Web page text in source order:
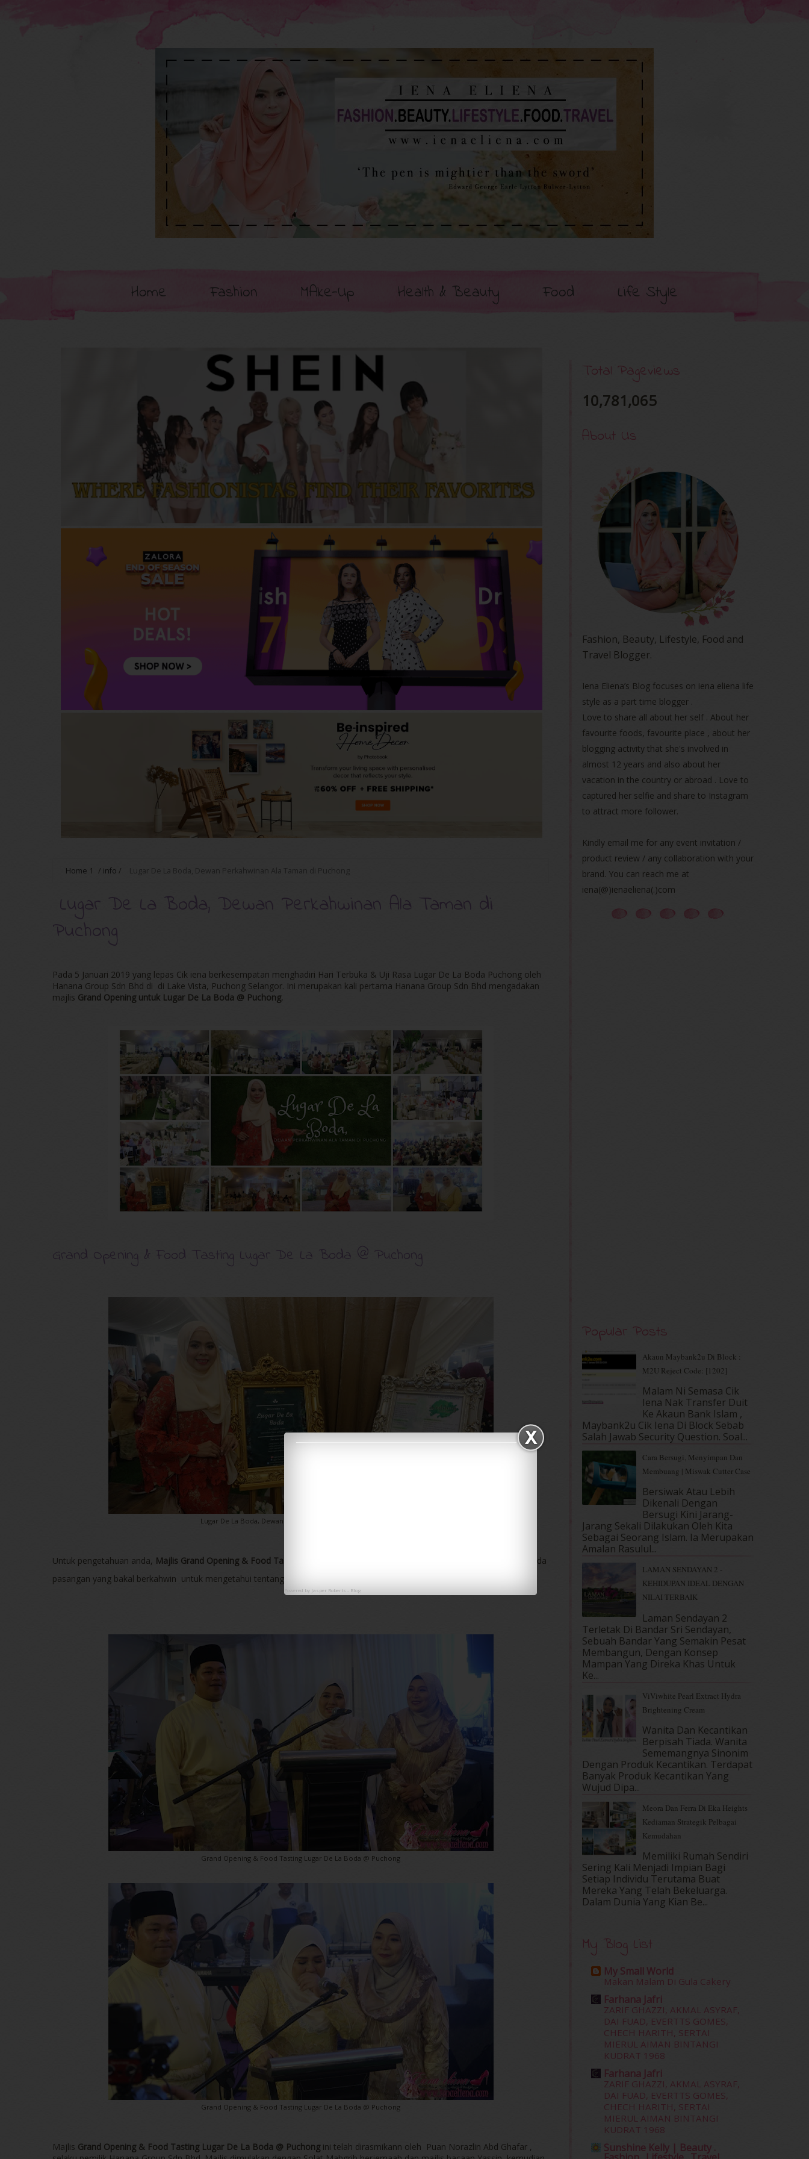
Home Fashion MAke-Up Health & Beauty Food Life Style
Home 1 / info / Lugar De La Boda, Dewan Perkahwinan Ala Taman di Puchong
Lugar De La Boda, Dewan Perkahwinan Ala Taman di
Puchong
Pada 5 Januari 2019 yang lepas Cik iena berkesempatan menghadiri Hari Terbuka & Uji Rasa Lugar De La Boda Puchong oleh
Hanana Group Sdn Bhd di di Lake Vista, Puchong Selangor. Ini merupakan kali pertama Hanana Group Sdn Bhd mengadakan
majlis Grand Opening untuk Lugar De La Boda @ Puchong.
Grand Opening & Food Tasting Lugar De La Boda @ Puchong
Lugar De La Boda, Dewan Perkahwinan Ala Taman di Puchong
Untuk pengetahuan anda, Majlis Grand Opening & Food Tasting Lugar De La Boda
ini diadakan bagi memberi peluang kepada
pasangan yang bakal berkahwin untuk mengetahui tentang pakej-pakej perkahwinan yang disediakan oleh
Grand Opening & Food Tasting Lugar De La Boda @ Puchong
Grand Opening & Food Tasting Lugar De La Boda @ Puchong
Majlis Grand Opening & Food Tasting Lugar De La Boda @ Puchongini telah dirasmikann oleh Puan Norazlin Abd Ghafar ,
Powered by Jasper Roberts - Blog
Total Pageviews
10,781,065
About Us
Fashion, Beauty, Lifestyle, Food and
Travel Blogger.
Iena Eliena’s Blog focuses on iena eliena life
style as a part time blogger .
Love to share all about her self . About her
favourite foods, favourite place , about her
blogging activity that she's involved in
almost 12 years and also about her
vacation in the country or abroad . Love to
captured her selfie and share to Instagram
to attract more follower.
Kindly email me for any event invitation /
product review / any collaboration with your
brand. You can reach me at
iena(@)ienaeliena(.)com
Popular Posts
Akaun Maybank2u Di Block :
M2U Reject Code: [1202]
Malam Ni Semasa Cik
Iena Nak Transfer Duit
Ke Akaun Bank Islam ,
Maybank2u Cik Iena Di Block Sebab
Salah Jawab Security Question. Soal...
Cara Bersugi, Menyimpan Dan
Membuang | Miswak Cutter Case
Bersiwak Atau Lebih
Dikenali Dengan
Bersugi Kini Jarang-
Jarang Sekali Dilakukan Oleh Kita
Sebagai Seorang Islam. Ia Merupakan
Amalan Rasulul...
LAMAN SENDAYAN 2 -
KEHIDUPAN IDEAL DENGAN
NILAI TERBAIK
Laman Sendayan 2
Terletak Di Bandar Sri Sendayan,
Sebuah Bandar Yang Semakin Pesat
Membangun, Dengan Konsep
Mampan Yang Direka Khas Untuk
Ke...
ViViwhite Pearl Extract Hydra
Brightening Cream
Wanita Dan Kecantikan
Berpisah Tiada. Wanita
Sememangnya Sinonim
Dengan Produk Kecantikan. Terdapat
Banyak Produk Kecantikan Yang
Wujud Dipa...
Meora Dan Ferra Di Eka Heights
Kediaman Strategik Pelbagai
Kemudahan
Memiliki Rumah Sendiri
Sering Kali Menjadi Impian Bagi
Setiap Individu Terutama Buat
Mereka Yang Telah Bekeluarga.
Dalam‍ Dunia Yang Kian Be...
My Blog List
My Small World
Makan Malam Di Gula Cakery
Farhana Jafri
ZARIF GHAZZI, AKMAL ASYRAF,
DAI FUAD, EVERTTS GOMES,
CHECH HARITH, SERTAI
MIERUL AIMAN BINTANGI
KUDRAT 1968
Farhana Jafri
ZARIF GHAZZI, AKMAL ASYRAF,
DAI FUAD, EVERTTS GOMES,
CHECH HARITH, SERTAI
MIERUL AIMAN BINTANGI
KUDRAT 1968
Sunshine Kelly | Beauty .